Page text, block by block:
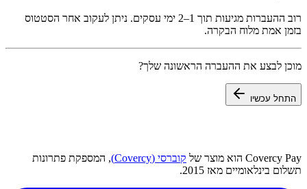
רוב ההעברות מגיעות תוך 1–2 ימי עסקים. ניתן לעקוב אחר הסטטוס
בזמן אמת מלוח הבקרה.
מוכן לבצע את ההעברה הראשונה שלך?
התחל עכשיו
Covercy Pay הוא מוצר של קוברסי (Covercy)
, המספקת פתרונות
תשלום בינלאומיים מאז 2015.